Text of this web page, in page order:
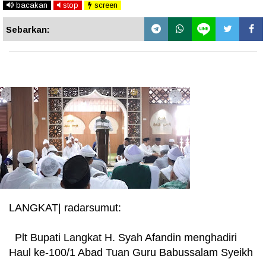
bacakan stop screen
Sebarkan:
LANGKAT| radarsumut:
Plt Bupati Langkat H. Syah Afandin menghadiri
Haul ke-100/1 Abad Tuan Guru Babussalam Syeikh